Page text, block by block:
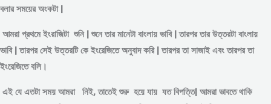
বলার সময়ের অংকটা |
আমরা প্রথমে ইংরাজিটা শুনি | শুনে তার মানেটা বাংলায় ভাবি | তারপর তার উত্তরটা বাংলায়
ভাবি | তারপর সেই উত্তরটি কে ইংরেজিতে অনুবাদ করি | তারপর তা সাজাই এবং তারপর তা
ইংরেজিতে বলি।
এই যে এতটা সময় আমরা নিই, তাতেই শুরু হয়ে যায় যত বিপত্তি| আমরা ভাবতে থাকি